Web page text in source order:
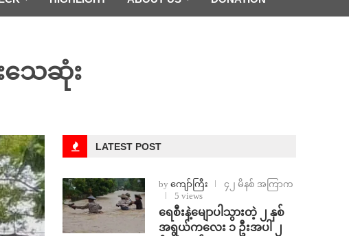
သေဆုံး
LATEST POST
by ကျော်ကြီး
၄၂ မိနစ် အကြာက
5 views
ရေစီးနဲ့မျောပါသွားတဲ့ ၂ နှစ်
အရွယ်ကလေး ၁ ဦးအပါ ၂